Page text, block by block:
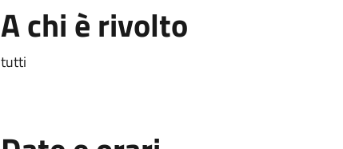
A chi è rivolto
tutti